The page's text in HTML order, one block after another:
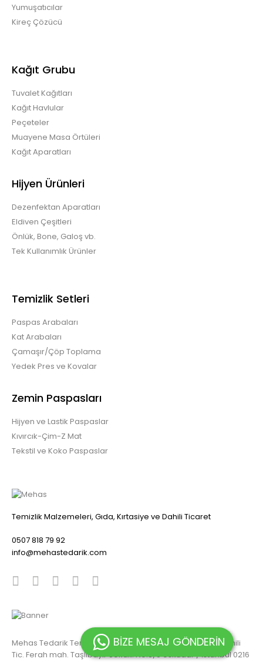
Yumuşatıcılar
Kireç Çözücü
Kağıt Grubu
Tuvalet Kağıtları
Kağıt Havlular
Peçeteler
Muayene Masa Örtüleri
Kağıt Aparatları
Hijyen Ürünleri
Dezenfektan Aparatları
Eldiven Çeşitleri
Önlük, Bone, Galoş vb.
Tek Kullanımlık Ürünler
Temizlik Setleri
Paspas Arabaları
Kat Arabaları
Çamaşır/Çöp Toplama
Yedek Pres ve Kovalar
Zemin Paspasları
Hijyen ve Lastik Paspaslar
Kıvırcık-Çim-Z Mat
Tekstil ve Koko Paspaslar
Temizlik Malzemeleri, Gıda, Kırtasiye ve Dahili Ticaret
0507 818 79 92
info@mehastedarik.com
Mehas Tedarik Temizlik Malzemeleri, Gıda, Kırtasiye ve Dahili
Tic. Ferah mah. Taşlıbayır Sokak. No:8/9 Üsküdar / İstanbul 0216
BİZE MESAJ GÖNDERİN